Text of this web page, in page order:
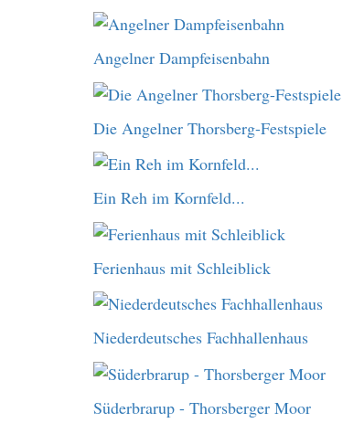
Angelner Dampfeisenbahn
Die Angelner Thorsberg-Festspiele
Ein Reh im Kornfeld...
Ferienhaus mit Schleiblick
Niederdeutsches Fachhallenhaus
Süderbrarup - Thorsberger Moor